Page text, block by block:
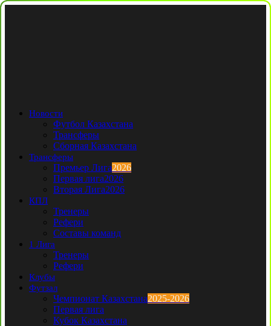
Новости
Футбол Казахстана
Трансферы
Сборная Казахстана
Трансферы
Премьер Лига2026
Первая лига2026
Вторая Лига2026
КПЛ
Тренеры
Рефери
Составы команд
1 Лига
Тренеры
Рефери
Клубы
Футзал
Чемпионат Казахстана2025-2026
Первая лига
Кубок Казахстана